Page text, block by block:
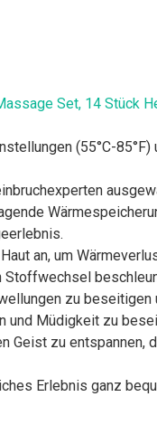
Set, 14 Stück
(55°C-
an, um
Stoffwechsel
zu
Müdigkeit zu
Geist zu entspannen,
Erlebnis ganz